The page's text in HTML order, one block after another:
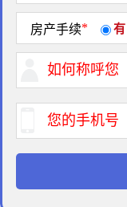
免费法
吉林
房产手续* 有